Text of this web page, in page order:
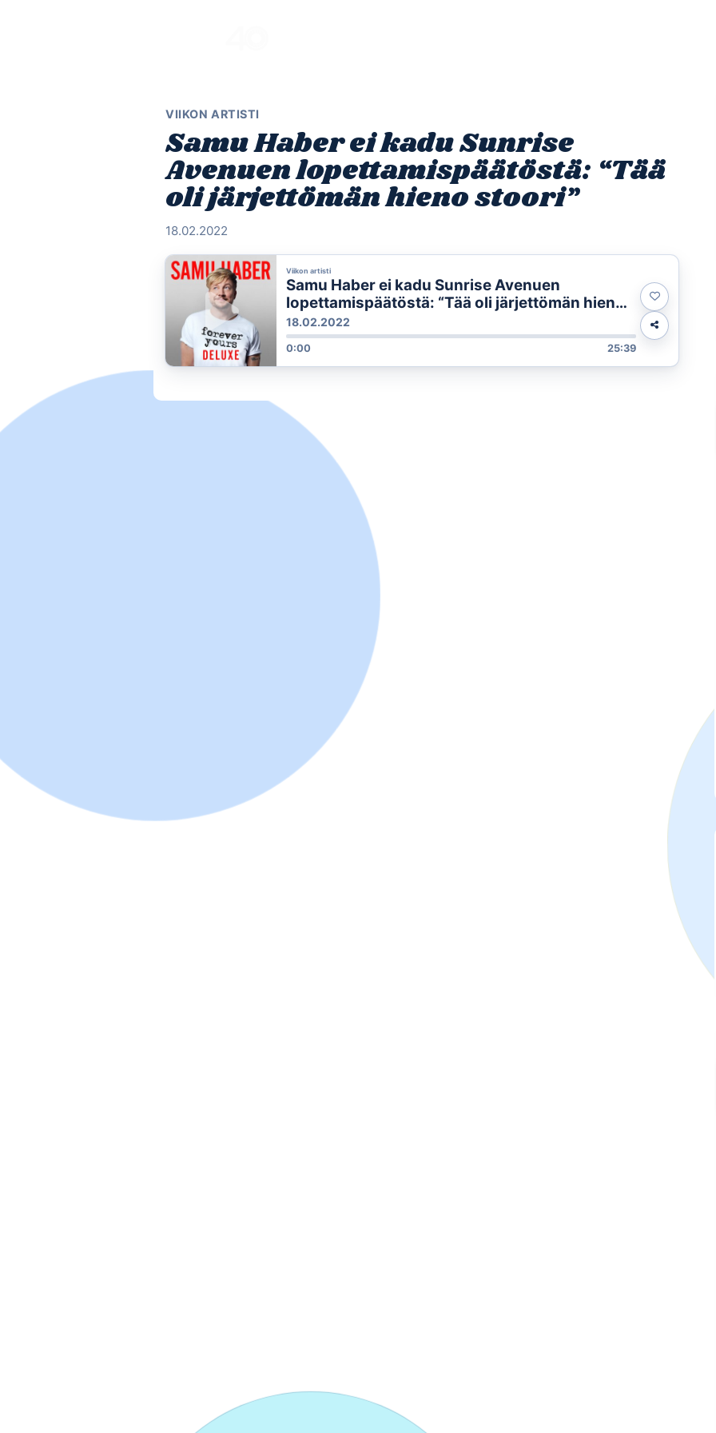
VIIKON ARTISTI
Samu Haber ei kadu Sunrise
Avenuen lopettamispäätöstä: “Tää
oli järjettömän hieno stoori”
18.02.2022
Viikon artisti
Samu Haber ei kadu Sunrise Avenuen
lopettamispäätöstä: “Tää oli järjettömän hieno
stoori”
18.02.2022
0:00 25:39